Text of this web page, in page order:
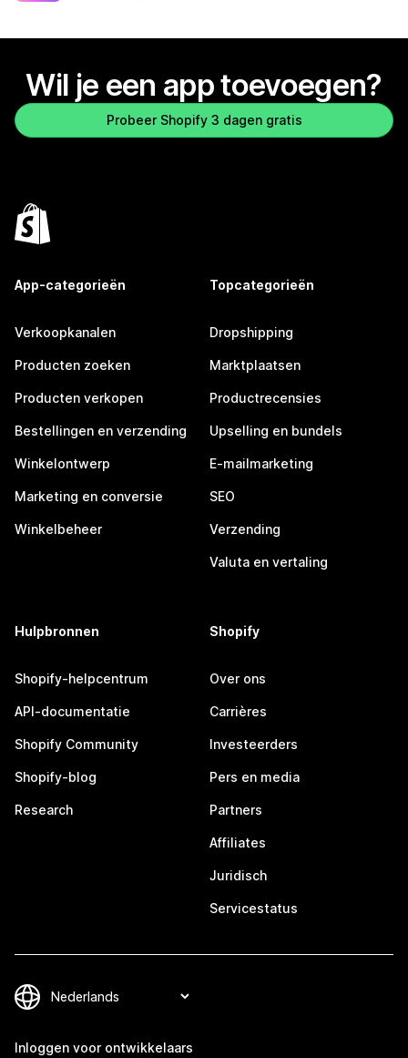
Wil je een app toevoegen?
Probeer Shopify 3 dagen gratis
App-categorieën
Verkoopkanalen
Producten zoeken
Producten verkopen
Bestellingen en verzending
Winkelontwerp
Marketing en conversie
Winkelbeheer
Topcategorieën
Dropshipping
Marktplaatsen
Productrecensies
Upselling en bundels
E-mailmarketing
SEO
Verzending
Valuta en vertaling
Hulpbronnen
Shopify-helpcentrum
API-documentatie
Shopify Community
Shopify-blog
Research
Shopify
Over ons
Carrières
Investeerders
Pers en media
Partners
Affiliates
Juridisch
Servicestatus
Inloggen voor ontwikkelaars